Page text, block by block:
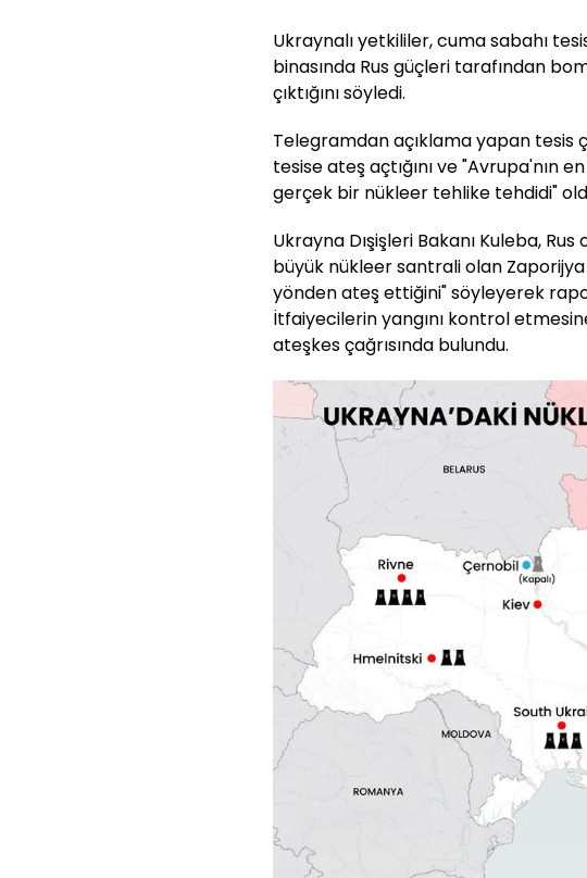
Ukraynalı yetkililer, cuma sabahı
binasında Rus güçleri tarafından
çıktığını söyledi.
Telegramdan açıklama yapan tesis
tesise ateş açtığını ve "Avrupa'nın
gerçek bir nükleer tehlike tehdidi"
Ukrayna Dışişleri Bakanı Kuleba,
büyük nükleer santrali olan
yönden ateş ettiğini" söyleyerek
İtfaiyecilerin yangını kontrol
ateşkes çağrısında bulundu.